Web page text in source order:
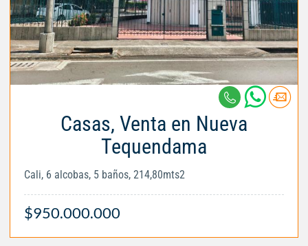
Casas, Venta en Nueva
Tequendama
Cali, 6 alcobas, 5 baños, 214,80mts2
$950.000.000